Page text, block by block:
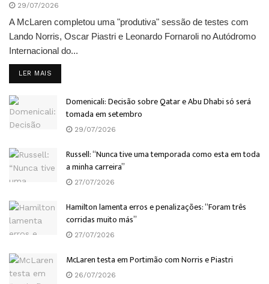
29/07/2026
A McLaren completou uma "produtiva" sessão de testes com
Lando Norris, Oscar Piastri e Leonardo Fornaroli no Autódromo
Internacional do...
LER MAIS
Domenicali: Decisão sobre Qatar e Abu Dhabi só será
tomada em setembro
29/07/2026
Russell: “Nunca tive uma temporada como esta em toda
a minha carreira”
27/07/2026
Hamilton lamenta erros e penalizações: “Foram três
corridas muito más”
27/07/2026
McLaren testa em Portimão com Norris e Piastri
26/07/2026